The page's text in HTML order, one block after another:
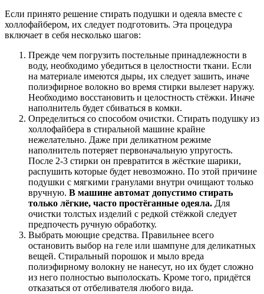
Если принято решение стирать подушки и одеяла вместе с
холлофайбером, их следует подготовить. Эта процедура
включает в себя несколько шагов:
Прежде чем погрузить постельные принадлежности в
воду, необходимо убедиться в целостности ткани. Если
на материале имеются дыры, их следует зашить, иначе
полиэфирное волокно во время стирки вылезет наружу.
Необходимо восстановить и целостность стёжки. Иначе
наполнитель будет сбиваться в комки.
Определиться со способом очистки. Стирать подушку из
холлофайбера в стиральной машине крайне
нежелательно. Даже при деликатном режиме
наполнитель потеряет первоначальную упругость.
После 2-3 стирки он превратится в жёсткие шарики,
распушить которые будет невозможно. По этой причине
подушки с мягкими гранулами внутри очищают только
вручную. В машине автомат допустимо стирать
только лёгкие, часто простёганные одеяла. Для
очистки толстых изделий с редкой стёжкой следует
предпочесть ручную обработку.
Выбрать моющие средства. Правильнее всего
остановить выбор на геле или шампуне для деликатных
вещей. Стиральный порошок и мыло вреда
полиэфирному волокну не нанесут, но их будет сложно
из него полностью выполоскать. Кроме того, придётся
отказаться от отбеливателя любого вида.